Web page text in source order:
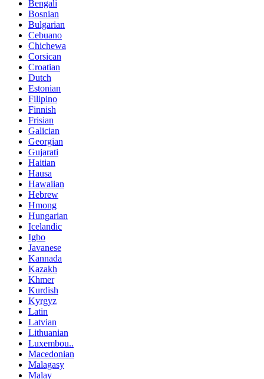
Bengali
Bosnian
Bulgarian
Cebuano
Chichewa
Corsican
Croatian
Dutch
Estonian
Filipino
Finnish
Frisian
Galician
Georgian
Gujarati
Haitian
Hausa
Hawaiian
Hebrew
Hmong
Hungarian
Icelandic
Igbo
Javanese
Kannada
Kazakh
Khmer
Kurdish
Kyrgyz
Latin
Latvian
Lithuanian
Luxembou..
Macedonian
Malagasy
Malay